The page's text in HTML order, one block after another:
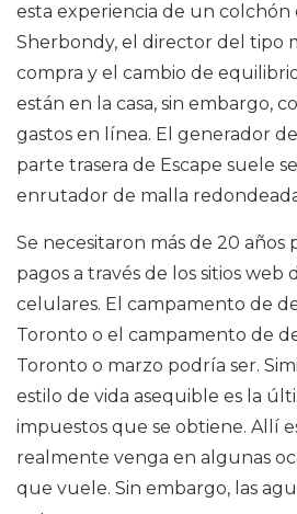
esta experiencia de un colchón
Sherbondy, el director del tipo
compra y el cambio de
están en la casa, sin embargo,
gastos en línea. El generador
parte trasera de Escape suele
enrutador de malla
Se necesitaron más de 20 años
pagos a través de los sitios web
celulares. El campamento de
Toronto o el campamento de
Toronto o marzo podría ser.
estilo de vida asequible es la
impuestos que se obtiene. Allí
realmente venga en algunas
que vuele. Sin embargo, las